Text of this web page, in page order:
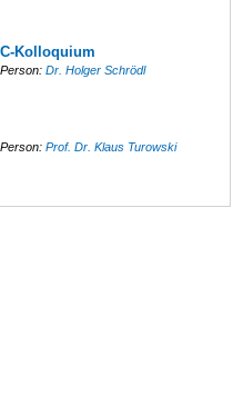
Kolloquium
Person:Dr. Holger Schrödl
Person:Prof. Dr. Klaus Turowski